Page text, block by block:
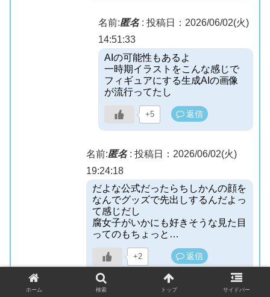
名前:匿名: 投稿日：2026/06/02(火)
14:51:33
AIの可能性もあるよ
一時期イラストをこんな感じで
フィギュアにする生成AIの画像
が流行ってたし
+5 返信
名前:匿名: 投稿日：2026/06/02(火)
19:24:18
だよな公式だったらちしかんの顔を
なんでグッズで先出しするんだよっ
て感じだし
腐女子がいかにも好きそうな見た目
ってのもちょっと…
+2 返信
ホーム 検索 トップ サイドバー